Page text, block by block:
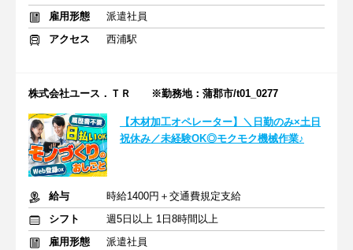
雇用形態
派遣社員
アクセス
西浦駅
株式会社ユース．ＴＲ ※勤務地：蒲郡市/t01_0277
【木材加工オペレーター】＼日勤のみ×土日
祝休み／未経験OK◎モクモク機械作業♪
給与
時給1400円＋交通費規定支給
シフト
週5日以上 1日8時間以上
雇用形態
派遣社員